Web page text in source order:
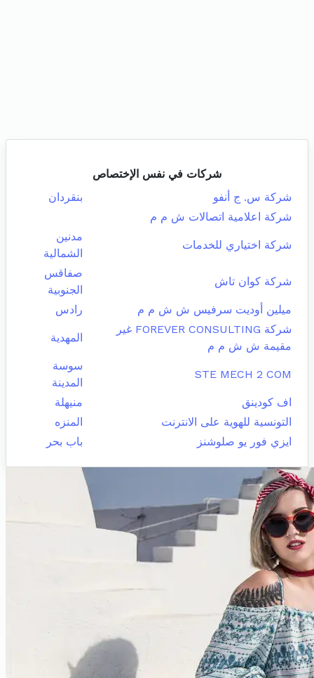
شركات في نفس الإختصاص
شركة س. ج أنفو
بنقردان
شركة اعلامية اتصالات ش م م
شركة اختياري للخدمات
مدنين
الشمالية
شركة كوان تاش
صفاقس
الجنوبية
ميلين أوديت سرفيس ش ش م م
رادس
شركة FOREVER CONSULTING غير
مقيمة ش ش م م
المهدية
STE MECH 2 COM
سوسة
المدينة
اف كودينق
منيهلة
التونسية للهوية على الانترنت
المنزه
ايزي فور يو صلوشنز
باب بحر